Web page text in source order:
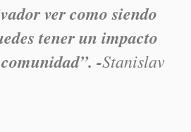
ver como siendo
tener un impacto
-Stanislav